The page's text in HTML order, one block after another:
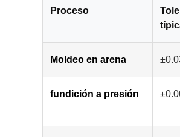
Proceso
Moldeo en arena
fundición a presión